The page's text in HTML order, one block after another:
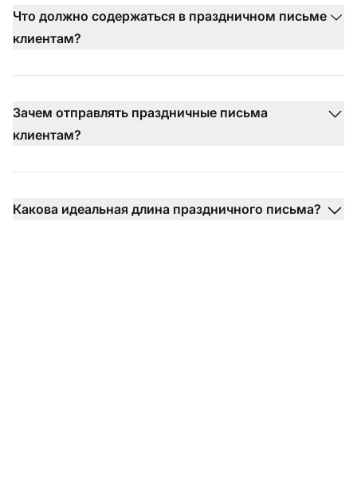
Что должно содержаться в праздничном письме
клиентам?
Зачем отправлять праздничные письма
клиентам?
Какова идеальная длина праздничного письма?